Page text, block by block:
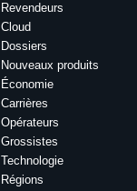
Revendeurs
Cloud
Dossiers
Nouveaux produits
Économie
Carrières
Opérateurs
Grossistes
Technologie
Régions